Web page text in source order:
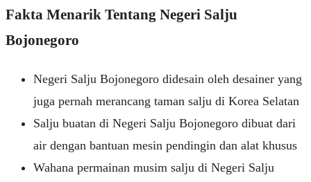
Fakta Menarik Tentang Negeri Salju
Bojonegoro
Negeri Salju Bojonegoro didesain oleh desainer yang
juga pernah merancang taman salju di Korea Selatan
Salju buatan di Negeri Salju Bojonegoro dibuat dari
air dengan bantuan mesin pendingin dan alat khusus
Wahana permainan musim salju di Negeri Salju